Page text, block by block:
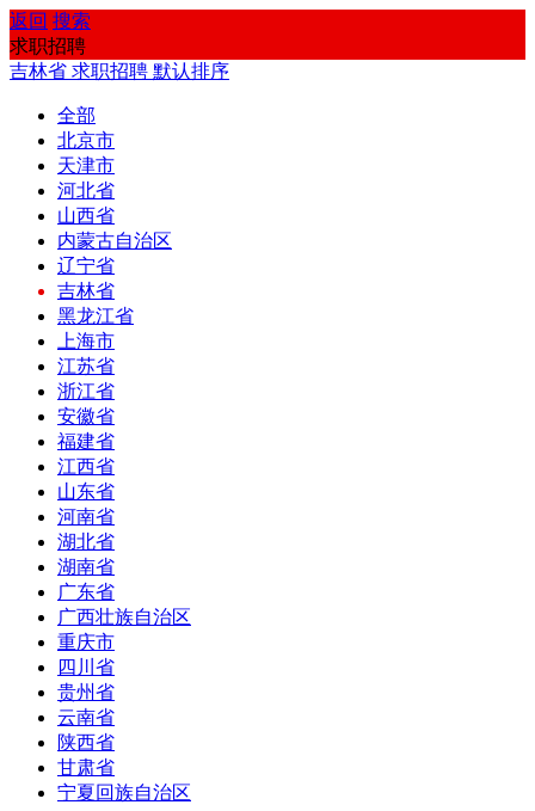
返回 搜索
求职招聘
吉林省 求职招聘 默认排序
全部
北京市
天津市
河北省
山西省
内蒙古自治区
辽宁省
吉林省
黑龙江省
上海市
江苏省
浙江省
安徽省
福建省
江西省
山东省
河南省
湖北省
湖南省
广东省
广西壮族自治区
重庆市
四川省
贵州省
云南省
陕西省
甘肃省
宁夏回族自治区